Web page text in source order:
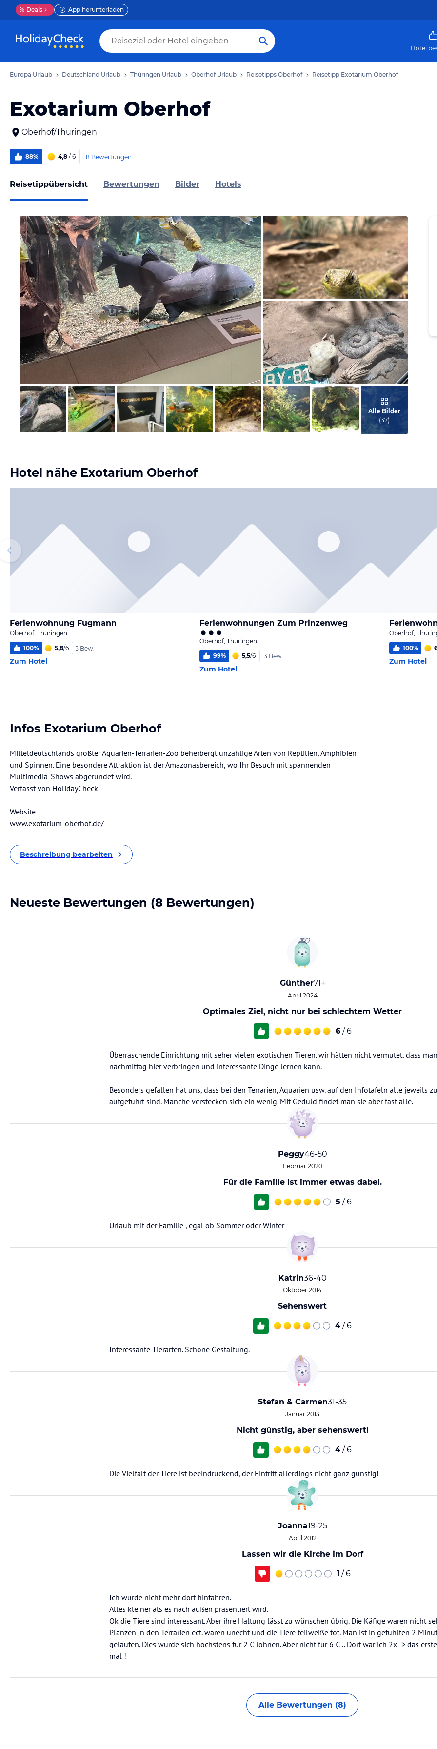
% Deals App herunterladen
Hotel
Europa Urlaub Deutschland Urlaub Thüringen Urlaub Oberhof Urlaub Reisetipps Oberhof Reisetipp Exotarium Oberhof
Exotarium Oberhof
Oberhof/Thüringen
88% 4,8 / 6 8 Bewertungen
Reisetippübersicht Bewertungen Bilder Hotels
Bild melden
von Gerti
Bild melden
von Susanne
Bild melden
von Susanne
Alle Bilder
(37)
Hotel nähe Exotarium Oberhof
Ferienwohnung Fugmann
Oberhof, Thüringen
100% 5,8/6 5 Bew.
Zum Hotel
Ferienwohnungen Zum Prinzenweg
Oberhof, Thüringen
99% 5,5/6 13 Bew.
Zum Hotel
Oberhof,
100%
Zum Hotel
Infos Exotarium Oberhof
Mitteldeutschlands größter Aquarien-Terrarien-Zoo beherbergt unzählige Arten von Reptilien, Amphibien
und Spinnen. Eine besondere Attraktion ist der Amazonasbereich, wo Ihr Besuch mit spannenden
Multimedia-Shows abgerundet wird.
Verfasst von HolidayCheck
Website
www.exotarium-oberhof.de/
Beschreibung bearbeiten
Neueste Bewertungen (8 Bewertungen)
Günther71+
April 2024
Optimales Ziel, nicht nur bei schlechtem Wetter
6 / 6
Überraschende Einrichtung mit seher vielen exotischen Tieren. wir hätten nicht vermutet, dass
nachmittag hier verbringen und interessante Dinge lernen kann.
Besonders gefallen hat uns, dass bei den Terrarien, Aquarien usw. auf den Infotafeln alle jeweils
aufgeführt sind. Manche verstecken sich ein wenig. Mit Geduld findet man sie aber fast alle.
Peggy46-50
Februar 2020
Für die Familie ist immer etwas dabei.
5 / 6
Urlaub mit der Familie , egal ob Sommer oder Winter
Katrin36-40
Oktober 2014
Sehenswert
4 / 6
Interessante Tierarten. Schöne Gestaltung.
Stefan & Carmen31-35
Januar 2013
Nicht günstig, aber sehenswert!
4 / 6
Die Vielfalt der Tiere ist beeindruckend, der Eintritt allerdings nicht ganz günstig!
Joanna19-25
April 2012
Lassen wir die Kirche im Dorf
1 / 6
Ich würde nicht mehr dort hinfahren.
Alles kleiner als es nach außen präsentiert wird.
Ok die Tiere sind interessant. Aber ihre Haltung lässt zu wünschen übrig. Die Käfige waren nicht
Planzen in den Terrarien ect. waren unecht und die Tiere teilweiße tot. Man ist in gefühlten 2
gelaufen. Dies würde sich höchstens für 2 € lohnen. Aber nicht für 6 € .. Dort war ich 2x -> das
mal !
Alle Bewertungen (8)